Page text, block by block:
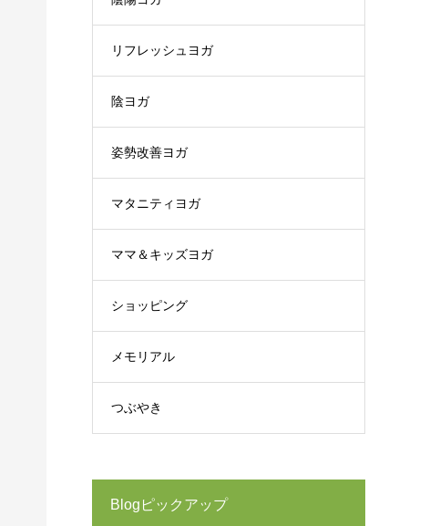
リフレッシュヨガ
陰ヨガ
姿勢改善ヨガ
マタニティヨガ
ママ＆キッズヨガ
ショッピング
メモリアル
つぶやき
Blogピックアップ